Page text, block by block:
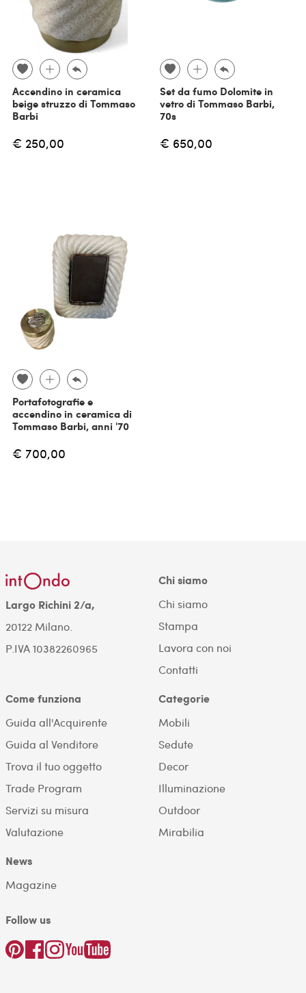
Accendino in ceramica
beige struzzo di Tommaso
Barbi
€ 250,00
Set da fumo Dolomite in
vetro di Tommaso Barbi,
70s
€ 650,00
Portafotografie e
accendino in ceramica di
Tommaso Barbi, anni '70
€ 700,00
Largo Richini 2/a,
20122 Milano.
P.IVA 10382260965
Chi siamo
Chi siamo
Stampa
Lavora con noi
Contatti
Come funziona
Guida all'Acquirente
Guida al Venditore
Trova il tuo oggetto
Trade Program
Servizi su misura
Valutazione
Categorie
Mobili
Sedute
Decor
Illuminazione
Outdoor
Mirabilia
News
Magazine
Follow us